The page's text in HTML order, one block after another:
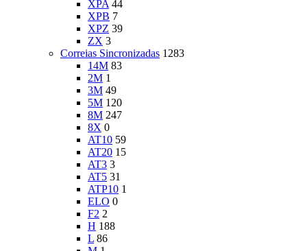
XPA 44
XPB 7
XPZ 39
ZX 3
Correias Sincronizadas 1283
14M 83
2M 1
3M 49
5M 120
8M 247
8X 0
AT10 59
AT20 15
AT3 3
AT5 31
ATP10 1
ELO 0
F2 2
H 188
L 86